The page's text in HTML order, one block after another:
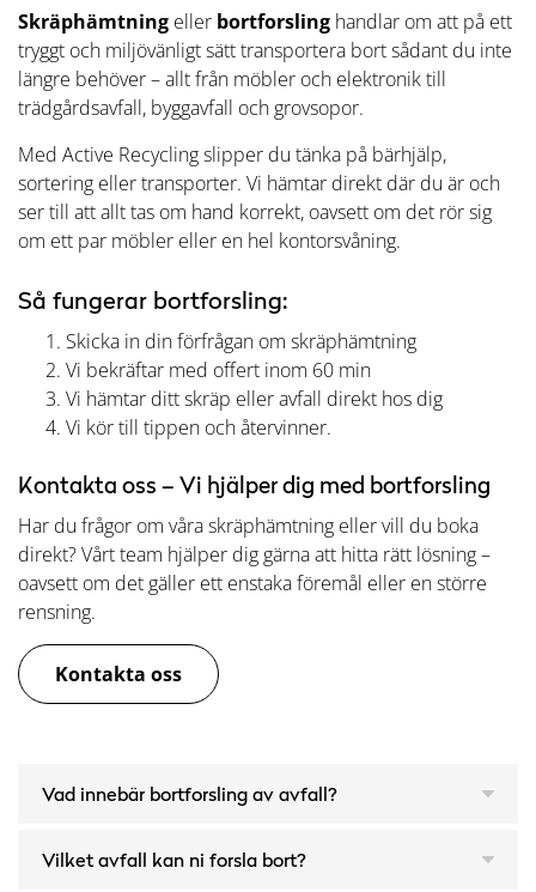
Skräphämtning eller bortforsling handlar om att på ett
tryggt och miljövänligt sätt transportera bort sådant du inte
längre behöver – allt från möbler och elektronik till
trädgårdsavfall, byggavfall och grovsopor.
Med Active Recycling slipper du tänka på bärhjälp,
sortering eller transporter. Vi hämtar direkt där du är och
ser till att allt tas om hand korrekt, oavsett om det rör sig
om ett par möbler eller en hel kontorsvåning.
Så fungerar bortforsling:
Skicka in din förfrågan om skräphämtning
Vi bekräftar med offert inom 60 min
Vi hämtar ditt skräp eller avfall direkt hos dig
Vi kör till tippen och återvinner.
Kontakta oss – Vi hjälper dig med bortforsling
Har du frågor om våra skräphämtning eller vill du boka
direkt? Vårt team hjälper dig gärna att hitta rätt lösning –
oavsett om det gäller ett enstaka föremål eller en större
rensning.
Kontakta oss
Vad innebär bortforsling av avfall?
Vilket avfall kan ni forsla bort?